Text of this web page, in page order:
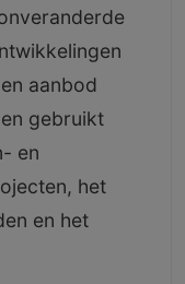
aanbod
gebruikt
en
het
en het